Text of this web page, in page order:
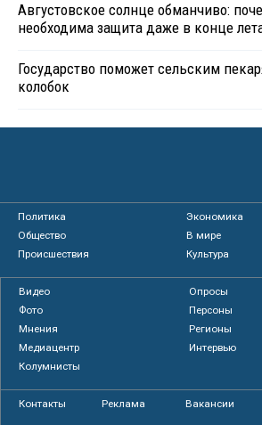
Августовское солнце обманчиво:
необходима защита даже в конце
Государство поможет сельским
колобок
Политика
Экономика
Общество
В мире
Происшествия
Культура
Видео
Опросы
Фото
Персоны
Мнения
Регионы
Медиацентр
Интервью
Колумнисты
Контакты Реклама Вакансии